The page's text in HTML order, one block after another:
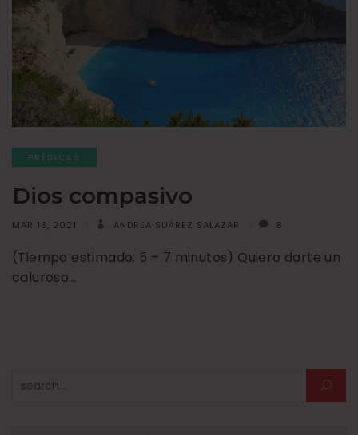
PRÉDICAS
Dios compasivo
MAR 18, 2021 ANDREA SUÁREZ SALAZAR 8
(Tiempo estimado: 5 – 7 minutos) Quiero darte un
caluroso…